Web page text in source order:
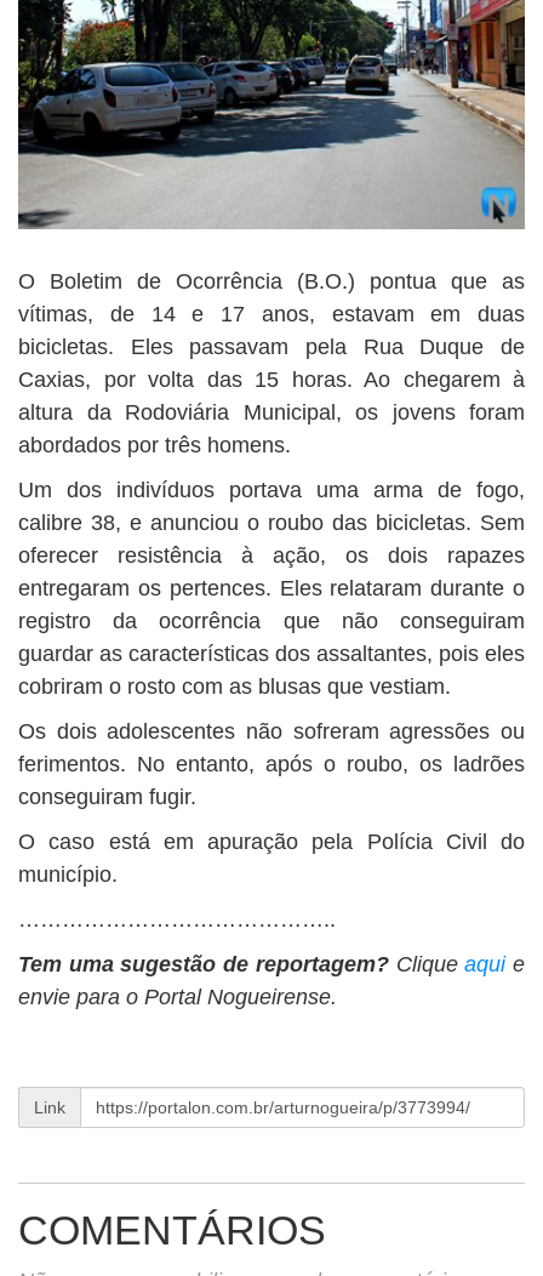
O Boletim de Ocorrência (B.O.) pontua que as
vítimas, de 14 e 17 anos, estavam em duas
bicicletas. Eles passavam pela Rua Duque de
Caxias, por volta das 15 horas. Ao chegarem à
altura da Rodoviária Municipal, os jovens foram
abordados por três homens.
Um dos indivíduos portava uma arma de fogo,
calibre 38, e anunciou o roubo das bicicletas. Sem
oferecer resistência à ação, os dois rapazes
entregaram os pertences. Eles relataram durante o
registro da ocorrência que não conseguiram
guardar as características dos assaltantes, pois eles
cobriram o rosto com as blusas que vestiam.
Os dois adolescentes não sofreram agressões ou
ferimentos. No entanto, após o roubo, os ladrões
conseguiram fugir.
O caso está em apuração pela Polícia Civil do
município.
……………………………………..
Tem uma sugestão de reportagem? Clique aqui e
envie para o Portal Nogueirense.
Link
COMENTÁRIOS